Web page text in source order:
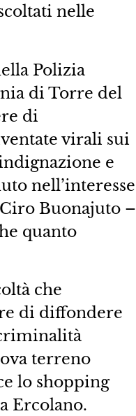
nelle
Polizia
di Torre del
di
virali sui
e
nell’interesse
Buonajuto –
quanto
che
di diffondere
terreno
lo shopping
Ercolano.